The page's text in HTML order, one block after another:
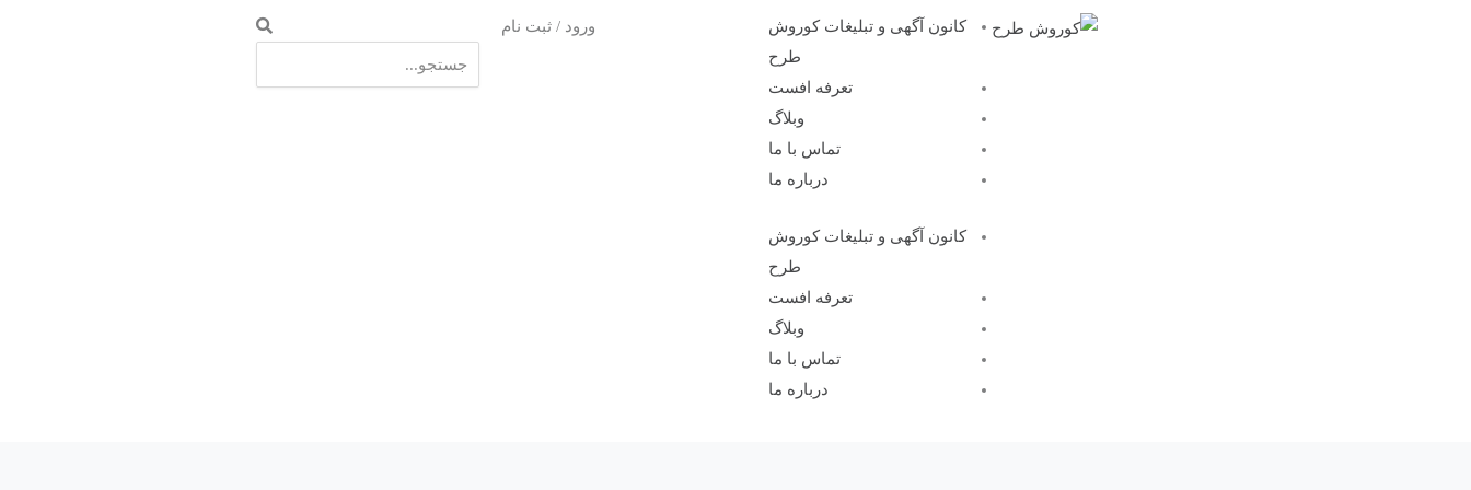
کانون آگهی و تبلیغات کوروش
طرح
تعرفه افست
وبلاگ
تماس با ما
درباره ما
کانون آگهی و تبلیغات کوروش
طرح
تعرفه افست
وبلاگ
تماس با ما
درباره ما
ورود / ثبت نام